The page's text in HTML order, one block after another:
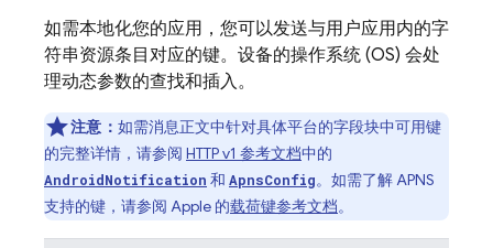
如需本地化您的应用，您可以发送与用户应用内的字
符串资源条目对应的键。设备的操作系统 (OS) 会处
理动态参数的查找和插入。
注意： 如需消息正文中针对具体平台的字段块中可用键
的完整详情，请参阅 HTTP v1 参考文档中的
AndroidNotification 和 ApnsConfig。如需了解 APNS
支持的键，请参阅 Apple 的载荷键参考文档。